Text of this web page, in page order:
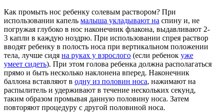
Как промыть нос ребенку солевым раствором? При
использовании капель малыша укладывают на спину и, не
погружая глубоко в нос наконечник флакона, выдавливают 2-
3 капли в каждую ноздрю. При использовании спрея раствор
вводят ребенку в полость носа при вертикальном положении
тела, лучше сидя на руках у взрослого (если ребенок уже
умеет сидеть). При этом голова ребенка должна располагаться
прямо и быть несколько наклонена вперед. Наконечник
баллона вставляют в одну из половин носа, нажимают на
распылитель и удерживают в течение нескольких секунд,
таким образом промывая данную половину носа. Затем
повторяют процедуру с другой половиной носа.